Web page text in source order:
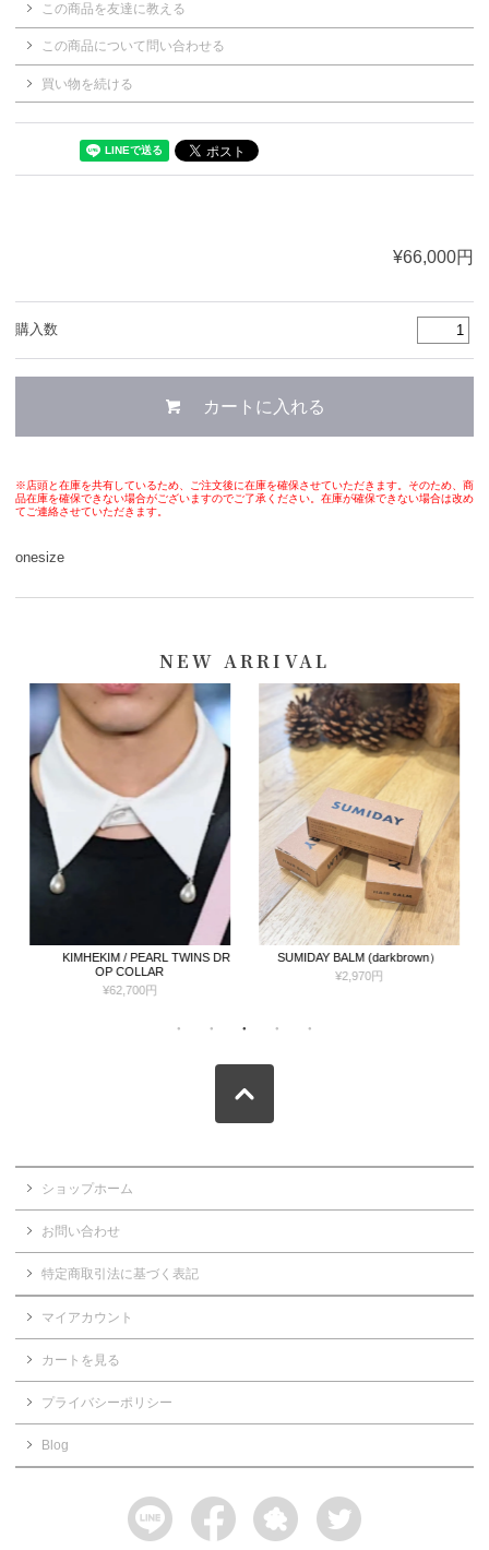
この商品を友達に教える
この商品について問い合わせる
買い物を続ける
¥66,000円
購入数
※店頭と在庫を共有しているため、ご注文後に在庫を確保させていただきます。そのため、商
品在庫を確保できない場合がございますのでご了承ください。在庫が確保できない場合は改め
てご連絡させていただきます。
onesize
NEW ARRIVAL
KIMHEKIM / PEARL TWINS DR
OP COLLAR
¥62,700円
SUMIDAY BALM (darkbrown）
¥2,970円
ショップホーム
お問い合わせ
特定商取引法に基づく表記
マイアカウント
カートを見る
プライバシーポリシー
Blog